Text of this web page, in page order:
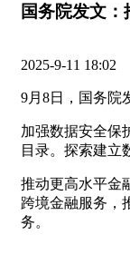
国务院发文
2025-9-11 18:02
9月8日，国务院
加强数据安全保
目录。探索建立
推动更高水平金
跨境金融服务，
务。